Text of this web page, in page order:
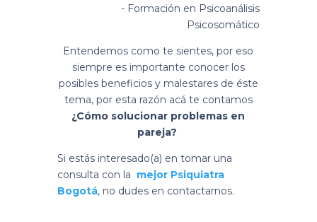
- Formación en Psicoanálisis
Psicosomático
Entendemos como te sientes, por eso
siempre es importante conocer los
posibles beneficios y malestares de éste
tema, por esta razón acá te contamos
¿Cómo solucionar problemas en
pareja?
Si estás interesado(a) en tomar una
consulta con la mejor Psiquiatra
Bogotá, no dudes en contactarnos.